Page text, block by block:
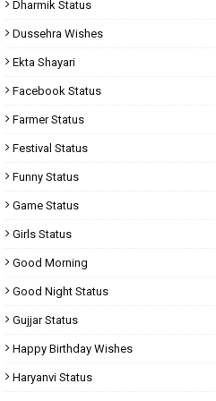
Dharmik Status
Dussehra Wishes
Ekta Shayari
Facebook Status
Farmer Status
Festival Status
Funny Status
Game Status
Girls Status
Good Morning
Good Night Status
Gujjar Status
Happy Birthday Wishes
Haryanvi Status